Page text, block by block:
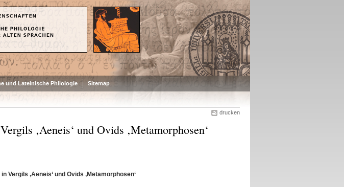
und Lateinische Philologie Sitemap
drucken
‚Aeneis‘ und Ovids ‚Metamorphosen‘
Vergils ‚Aeneis‘ und Ovids ‚Metamorphosen‘